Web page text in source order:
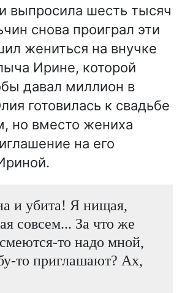
выпросила шесть тысяч
снова проиграл эти
жениться на внучке
Ирине, которой
давал миллион в
готовилась к свадьбе
но вместо жениха
на его
и убита! Я нищая,
совсем... За что же
то надо мной,
то приглашают? Ах,